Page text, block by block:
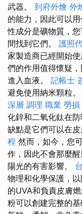
武器。 到府外燴 外
的能力，因此可以
性成分是礦物質，
間找到它們。 護照
家製造商已經開始
們的作用值得懷疑
進入血液。 記帳士
避免使用納米顆粒。
深層 調理 職業 勞
化鋅和二氧化鈦在
缺點是它們可以在
程 然而，如今，您
作，因此不會那麼
陽光的有害影響。
物理和化學保護，
的UVA和負責皮膚
粉可以創建完整的